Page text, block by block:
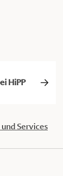
HiPP
Services